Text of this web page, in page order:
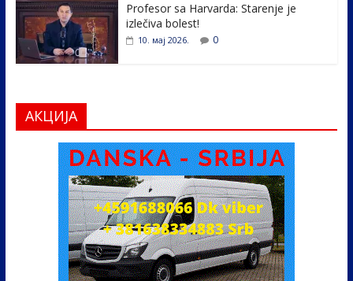
Profesor sa Harvarda: Starenje je
izlečiva bolest!
10. мај 2026. 0
АКЦИЈА